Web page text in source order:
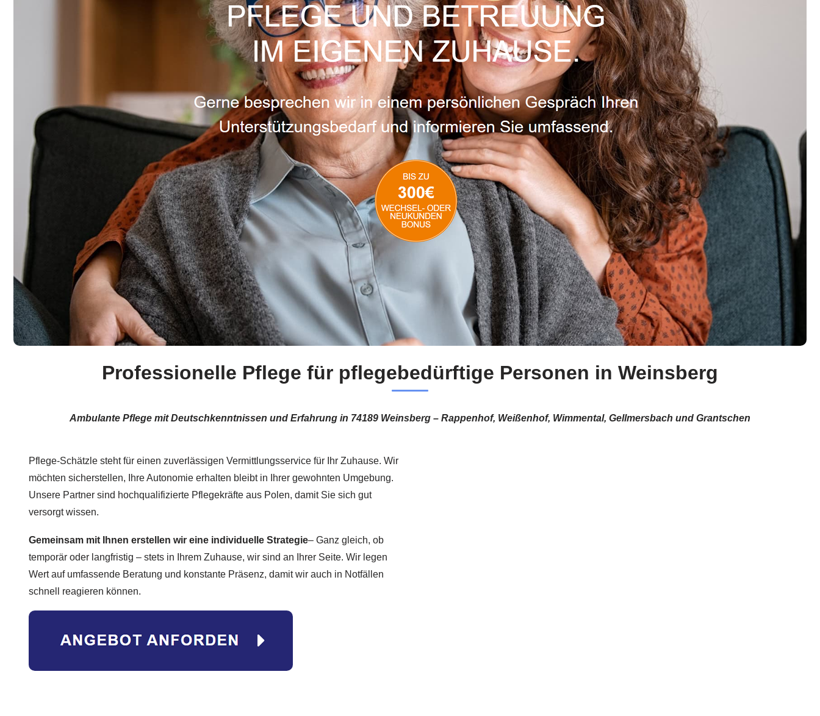
Professionelle Pflege für pflegebedürftige Personen in Weinsberg
Ambulante Pflege mit Deutschkenntnissen und Erfahrung in 74189 Weinsberg – Rappenhof, Weißenhof, Wimmental, Gellmersbach und Grantschen
Pflege-Schätzle steht für einen zuverlässigen Vermittlungsservice für Ihr Zuhause. Wir
möchten sicherstellen, Ihre Autonomie erhalten bleibt in Ihrer gewohnten Umgebung.
Unsere Partner sind hochqualifizierte Pflegekräfte aus Polen, damit Sie sich gut
versorgt wissen.
Gemeinsam mit Ihnen erstellen wir eine individuelle Strategie– Ganz gleich, ob
temporär oder langfristig – stets in Ihrem Zuhause, wir sind an Ihrer Seite. Wir legen
Wert auf umfassende Beratung und konstante Präsenz, damit wir auch in Notfällen
schnell reagieren können.